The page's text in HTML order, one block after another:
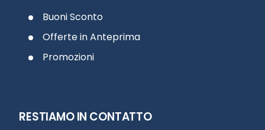
Buoni Sconto
Offerte in Anteprima
Promozioni
RESTIAMO IN CONTATTO